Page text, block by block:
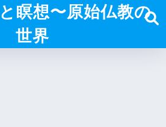
瞑想〜原始仏教の
世界